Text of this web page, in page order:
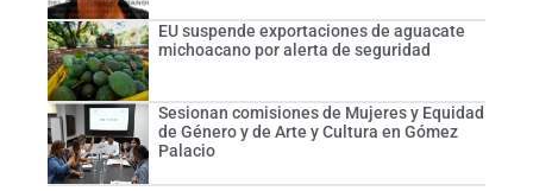
EU suspende exportaciones de aguacate
michoacano por alerta de seguridad
Sesionan comisiones de Mujeres y Equidad
de Género y de Arte y Cultura en Gómez
Palacio